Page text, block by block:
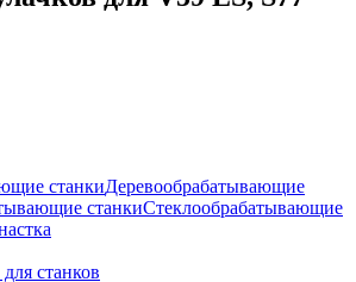
станкиДеревообрабатывающие
станкиСтеклообрабатывающие
станков